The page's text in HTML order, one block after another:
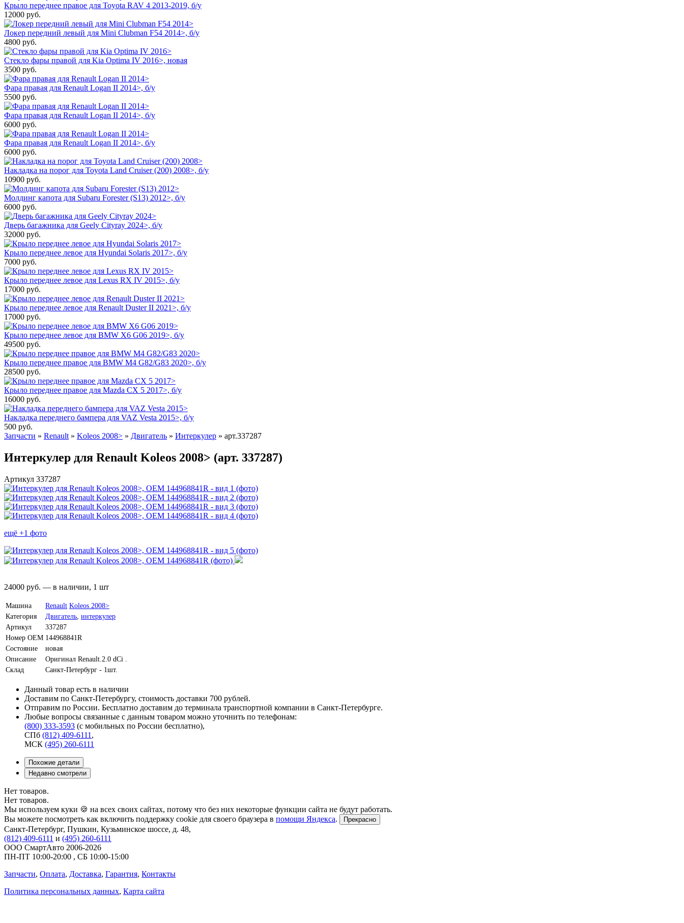
Крыло переднее правое для Toyota RAV 4 2013-2019, б/у
12000 руб.
Локер передний левый для Mini Clubman F54 2014>, б/у
4800 руб.
Стекло фары правой для Kia Optima IV 2016>, новая
3500 руб.
Фара правая для Renault Logan II 2014>, б/у
5500 руб.
Фара правая для Renault Logan II 2014>, б/у
6000 руб.
Фара правая для Renault Logan II 2014>, б/у
6000 руб.
Накладка на порог для Toyota Land Cruiser (200) 2008>, б/у
10900 руб.
Молдинг капота для Subaru Forester (S13) 2012>, б/у
6000 руб.
Дверь багажника для Geely Cityray 2024>, б/у
32000 руб.
Крыло переднее левое для Hyundai Solaris 2017>, б/у
7000 руб.
Крыло переднее левое для Lexus RX IV 2015>, б/у
17000 руб.
Крыло переднее левое для Renault Duster II 2021>, б/у
17000 руб.
Крыло переднее левое для BMW X6 G06 2019>, б/у
49500 руб.
Крыло переднее правое для BMW M4 G82/G83 2020>, б/у
28500 руб.
Крыло переднее правое для Mazda CX 5 2017>, б/у
16000 руб.
Накладка переднего бампера для VAZ Vesta 2015>, б/у
500 руб.
Запчасти » Renault » Koleos 2008> » Двигатель » Интеркулер » арт.337287
Интеркулер для Renault Koleos 2008> (арт. 337287)
Артикул 337287
ещё +1 фото
24000 руб. — в наличии, 1 шт
Машина Renault Koleos 2008>
Категория
Двигатель интеркулер
Артикул
337287
Номер OEM 144968841R
Состояние
новая
Описание
Оригинал Renault.2.0 dCi .
Склад
Санкт-Петербург - 1шт.
Данный товар есть в наличии
Доставим по Санкт-Петербургу, стоимость доставки 700 рублей.
Отправим по России. Бесплатно доставим до терминала транспортной компании в Санкт-Петербурге.
Любые вопросы связанные с данным товаром можно уточнить по телефонам:
(800) 333-3593 (с мобильных по России бесплатно),
СПб (812) 409-6111 ,
МСК (495) 260-6111
Похожие детали
Недавно смотрели
Нет товаров.
Нет товаров.
Мы используем куки 🍪 на всех своих сайтах, потому что без них некоторые функции сайта не будут работать.
Вы можете посмотреть как включить поддержку cookie для своего браузера в помощи Яндекса. Прекрасно
Санкт-Петербург, Пушкин, Кузьминское шоссе, д. 48,
(812) 409-6111 и (495) 260-6111
ООО СмартАвто 2006-2026
ПН-ПТ 10:00-20:00 , СБ 10:00-15:00
Запчасти, Оплата, Доставка, Гарантия, Контакты
Политика персональных данных, Карта сайта